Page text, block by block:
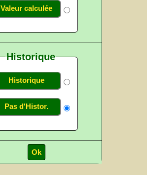
Valeur calculée
Historique
Historique
Pas d'Histor.